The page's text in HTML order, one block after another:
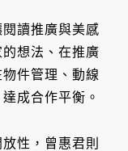
讀推廣與美感
想法、在推廣
件管理、動線
成合作平衡。
性，曾惠君則